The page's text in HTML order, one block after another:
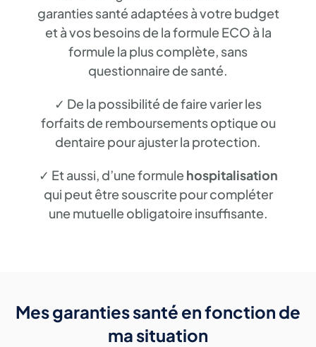
garanties santé adaptées à votre budget
et à vos besoins de la formule ECO à la
formule la plus complète, sans
questionnaire de santé.
✓ De la possibilité de faire varier les
forfaits de remboursements optique ou
dentaire pour ajuster la protection.
✓ Et aussi, d’une formulehospitalisation
qui peut être souscrite pour compléter
une mutuelle obligatoire insuffisante.
Mes garanties santé en fonction de
masituation